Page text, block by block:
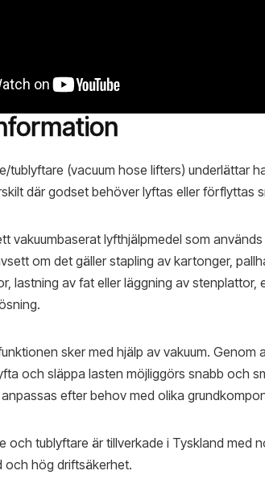
tublyftare (vacuum hose lifters) underlättar
där godset behöver lyftas eller förflyttas
vakuumbaserat lyfthjälpmedel som
om det gäller stapling av kartonger,
lastning av fat eller läggning av stenplattor,
sker med hjälp av vakuum.
och släppa lasten möjliggörs snabb och
efter behov med olika
och tublyftare är tillverkade i Tyskland med
och hög driftsäkerhet.